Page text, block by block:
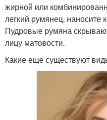
жирной или
легкий румянец, наносите
Пудровые румяна
лицу матовости.
Какие еще существуют